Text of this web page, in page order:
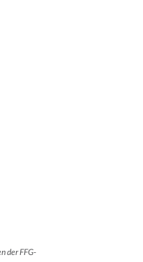
der FFG-